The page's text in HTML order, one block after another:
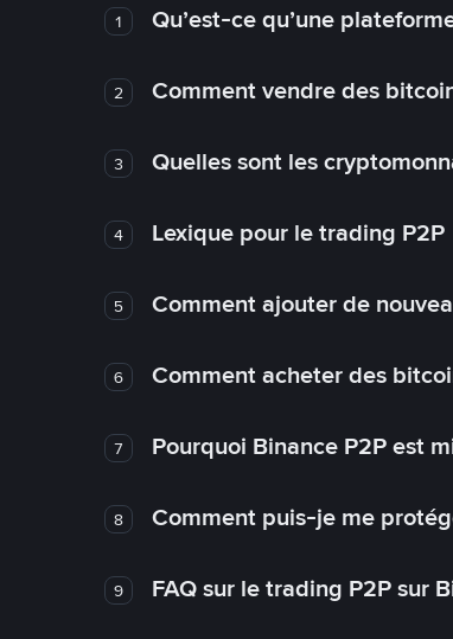
1 Qu’est-ce qu’une
2 Comment vendre des
3 Quelles sont les
4 Lexique pour le trading P2P
5 Comment ajouter de
6 Comment acheter des
7 Pourquoi Binance P2P est
8 Comment puis-je me
9 FAQ sur le trading P2P sur